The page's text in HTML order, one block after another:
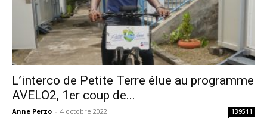
L’interco de Petite Terre élue au programme
AVELO2, 1er coup de...
Anne Perzo - 4 octobre 2022 139511